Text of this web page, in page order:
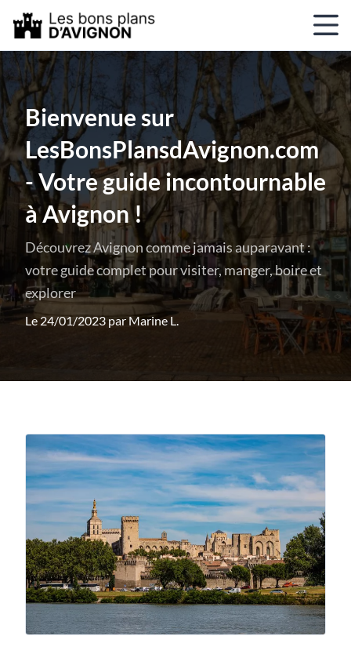
Bienvenue sur
LesBonsPlansdAvignon.com
- Votre guide incontournable
à Avignon !
Découvrez Avignon comme jamais auparavant :
votre guide complet pour visiter, manger, boire et
explorer
Le 24/01/2023 par Marine L.